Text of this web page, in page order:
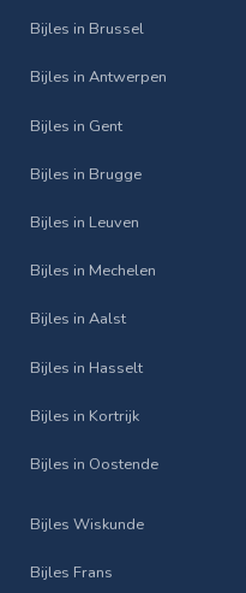
Bijles in Brussel
Bijles in Antwerpen
Bijles in Gent
Bijles in Brugge
Bijles in Leuven
Bijles in Mechelen
Bijles in Aalst
Bijles in Hasselt
Bijles in Kortrijk
Bijles in Oostende
Bijles Wiskunde
Bijles Frans